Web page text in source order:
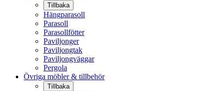
Tillbaka
Hängparasoll
Parasoll
Parasollfötter
Paviljonger
Paviljongtak
Paviljongväggar
Pergola
Övriga möbler & tillbehör
Tillbaka